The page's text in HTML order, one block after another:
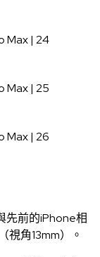
先前的iPhone相
視角13mm）。